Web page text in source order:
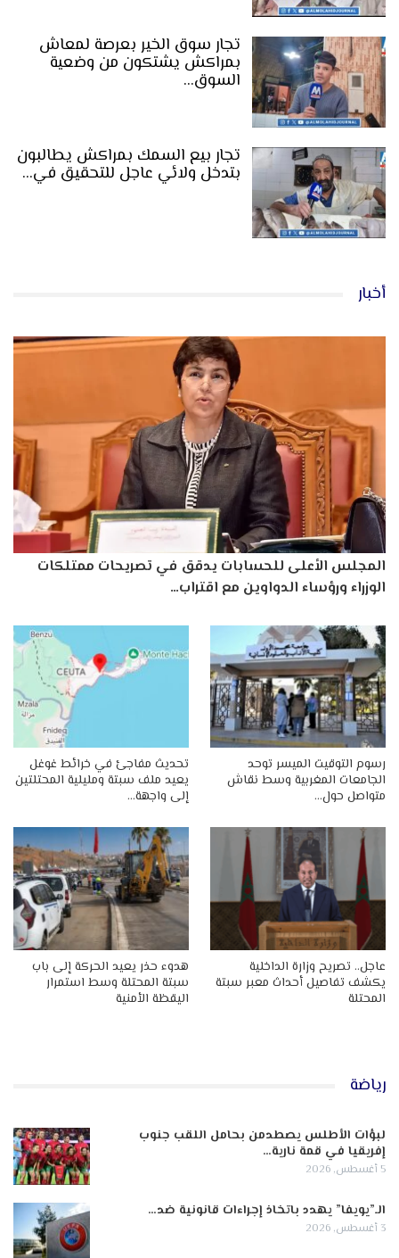
تجار سوق الخير بعرصة لمعاش
بمراكش يشتكون من وضعية
السوق…
تجار بيع السمك بمراكش يطالبون
بتدخل ولائي عاجل للتحقيق في…
أخبار
المجلس الأعلى للحسابات يدقق في تصريحات ممتلكات
الوزراء ورؤساء الدواوين مع اقتراب…
رسوم التوقيت الميسر توحد
الجامعات المغربية وسط نقاش
متواصل حول…
تحديث مفاجئ في خرائط غوغل
يعيد ملف سبتة ومليلية المحتلتين
إلى واجهة…
عاجل.. تصريح وزارة الداخلية
يكشف تفاصيل أحداث معبر سبتة
المحتلة
هدوء حذر يعيد الحركة إلى باب
سبتة المحتلة وسط استمرار
اليقظة الأمنية
رياضة
لبؤات الأطلس يصطدمن بحامل اللقب جنوب
إفريقيا في قمة نارية…
5 أغسطس, 2026
الـ”يويفا” يهدد باتخاذ إجراءات قانونية ضد…
3 أغسطس, 2026